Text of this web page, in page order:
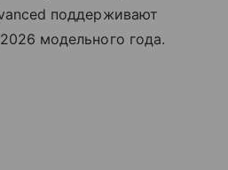
поддерживают
модельного года.